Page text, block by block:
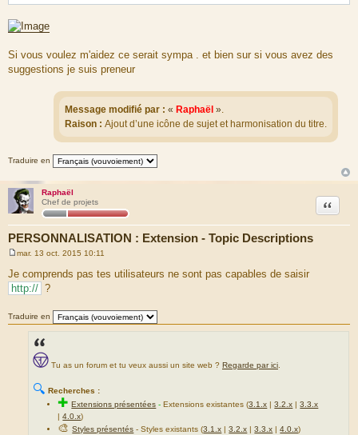
Si vous voulez m'aidez ce serait sympa . et bien sur si vous avez des
suggestions je suis preneur
Message modifié par : « Raphaël »
Raison : Ajout d’une icône de sujet et harmonisation du titre.
Traduire en
Raphaël
Chef de projets
PERSONNALISATION : Extension - Topic Descriptions
Citation
e
s
s
e
mar. 13 oct. 2015 10:11
Je comprends pas tes utilisateurs ne sont pas capables de saisir
http:// ?
Traduire en
Tu as un forum et tu veux aussi un site web ? Regarde par ici
🔍 Recherches :
✚Extensions présentées -Extensions existantes (3.1.x |3.2.x |3.3.x
|4.0.x)
🎨Styles présentés - Styles existants (3.1.x |3.2.x |3.3.x |4.0.x)